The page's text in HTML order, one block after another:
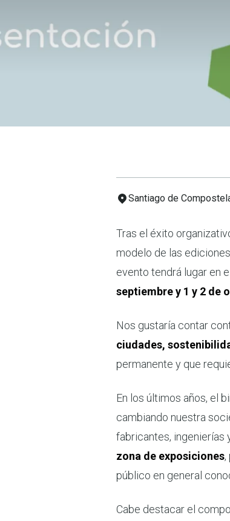
Santiago de
Tras el éxito
modelo de las
evento tendrá lugar en
septiembre y 1 y 2 de
Nos gustaría contar
ciudades,
permanente y que
En los últimos años, el
cambiando nuestra
fabricantes, ingenierías
zona de exposiciones
público en general
Cabe destacar el